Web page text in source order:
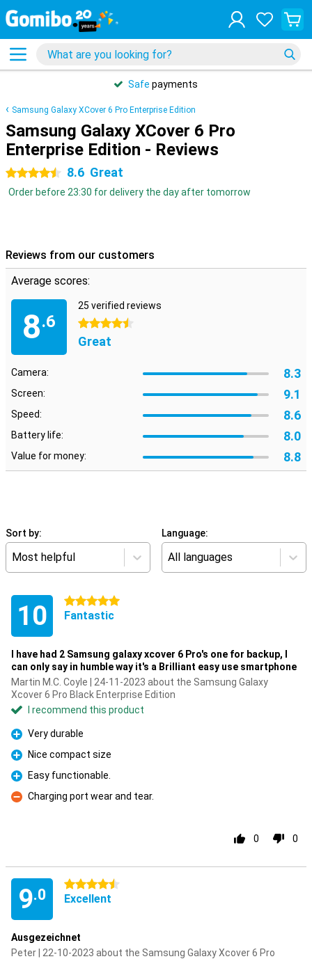
Safe payments
Samsung Galaxy XCover 6 Pro Enterprise Edition
Samsung Galaxy XCover 6 Pro
Enterprise Edition - Reviews
4.5 stars 8.6 Great
Order before 23:30 for delivery the day after tomorrow
Reviews from our customers
Average scores:
8.6
25 verified reviews
4.5 stars
Great
Camera: 8.3
Screen: 9.1
Speed: 8.6
Battery life: 8.0
Value for money: 8.8
Sort by:
Most helpful
Language:
All languages
10 5 stars
Fantastic
I have had 2 Samsung galaxy xcover 6 Pro's one for backup, I
can only say in humble way it's a Brilliant easy use smartphone
Martin M.C. Coyle | 24-11-2023 about the Samsung Galaxy
Xcover 6 Pro Black Enterprise Edition
I recommend this product
Pro
Very durable
Pro
Nice compact size
Pro
Easy functionable.
Con
Charging port wear and tear.
0 0
9.0
4.5 stars
Excellent
Ausgezeichnet
Peter | 22-10-2023 about the Samsung Galaxy Xcover 6 Pro